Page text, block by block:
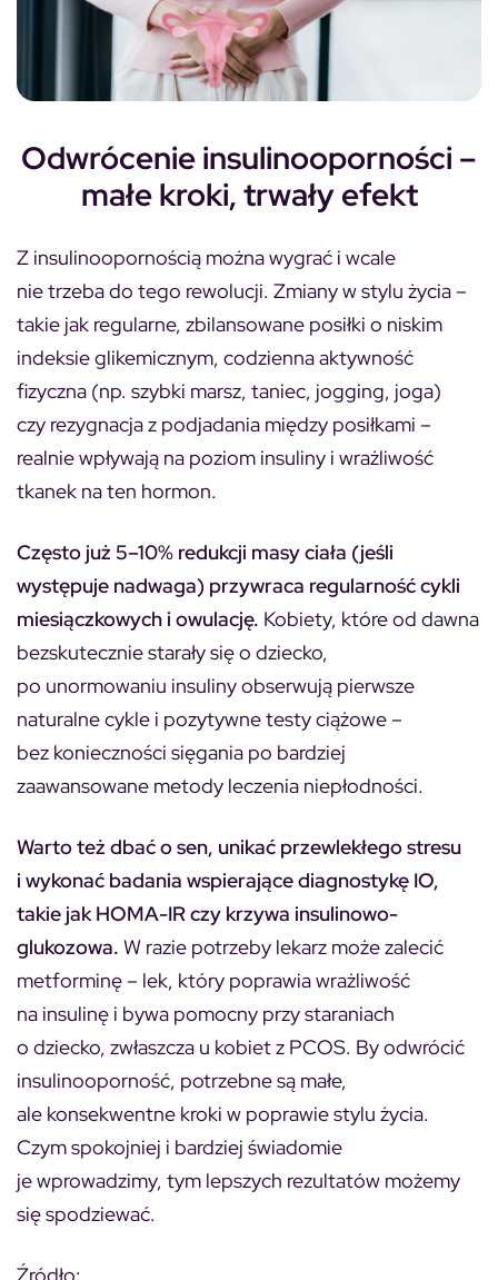
Odwrócenie insulinooporności –
małe kroki, trwały efekt
Z insulinoopornością można wygrać i wcale
nie trzeba do tego rewolucji. Zmiany w stylu życia –
takie jak regularne, zbilansowane posiłki o niskim
indeksie glikemicznym, codzienna aktywność
fizyczna (np. szybki marsz, taniec, jogging, joga)
czy rezygnacja z podjadania między posiłkami –
realnie wpływają na poziom insuliny i wrażliwość
tkanek na ten hormon.
Często już 5–10% redukcji masy ciała (jeśli
występuje nadwaga) przywraca regularność cykli
miesiączkowych i owulację. Kobiety, które od dawna
bezskutecznie starały się o dziecko,
po unormowaniu insuliny obserwują pierwsze
naturalne cykle i pozytywne testy ciążowe –
bez konieczności sięgania po bardziej
zaawansowane metody leczenia niepłodności.
Warto też dbać o sen, unikać przewlekłego stresu
i wykonać badania wspierające diagnostykę IO,
takie jak HOMA-IR czy krzywa insulinowo-
glukozowa. W razie potrzeby lekarz może zalecić
metforminę – lek, który poprawia wrażliwość
na insulinę i bywa pomocny przy staraniach
o dziecko, zwłaszcza u kobiet z PCOS. By odwrócić
insulinooporność, potrzebne są małe,
ale konsekwentne kroki w poprawie stylu życia.
Czym spokojniej i bardziej świadomie
je wprowadzimy, tym lepszych rezultatów możemy
się spodziewać.
Źródło: